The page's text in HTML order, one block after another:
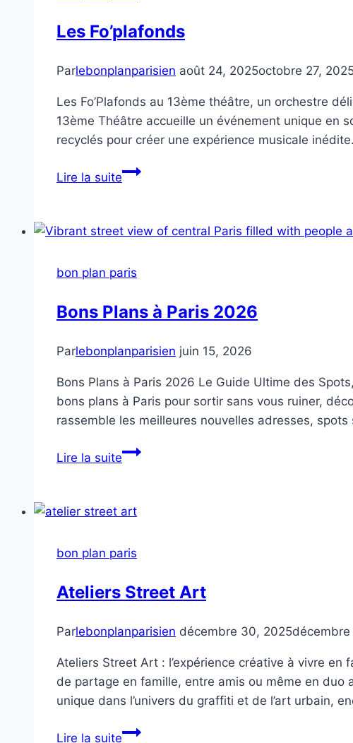
Les Fo’plafonds
Parlebonplanparisien août 24, 2025octobre 27,
Les Fo’Plafonds au 13ème théâtre, un orchestre
13ème Théâtre accueille un événement unique en
recyclés pour créer une expérience musicale
Lire la suiteLes
bon plan paris
Bons Plans à Paris 2026
Parlebonplanparisien juin 15, 2026
Bons Plans à Paris 2026 Le Guide Ultime des
bons plans à Paris pour sortir sans vous ruiner,
rassemble les meilleures nouvelles adresses,
Lire la suiteBons
Paris
bon plan paris
Ateliers Street Art
Parlebonplanparisien décembre 30, 2025
Ateliers Street Art : l’expérience créative à vivre en
de partage en famille, entre amis ou même en duo
unique dans l’univers du graffiti et de l’art urbain,
Lire la suiteAteliers